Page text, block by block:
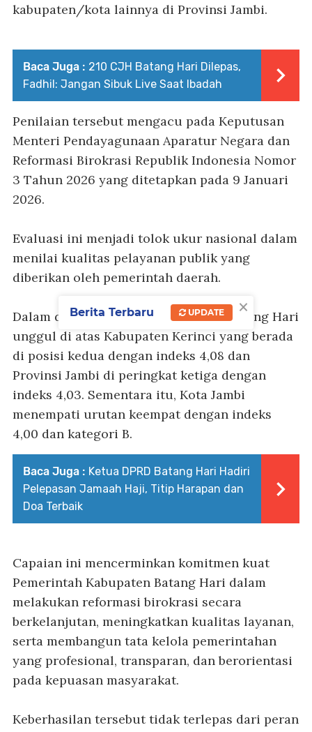
kabupaten/kota lainnya di Provinsi Jambi.
Baca Juga : 210 CJH Batang Hari Dilepas,
Fadhil: Jangan Sibuk Live Saat Ibadah
Penilaian tersebut mengacu pada Keputusan
Menteri Pendayagunaan Aparatur Negara dan
Reformasi Birokrasi Republik Indonesia Nomor
3 Tahun 2026 yang ditetapkan pada 9 Januari
2026.
Evaluasi ini menjadi tolok ukur nasional dalam
menilai kualitas pelayanan publik yang
diberikan oleh pemerintah daerah.
Dalam daftar peringkat, Kabupaten Batang Hari
unggul di atas Kabupaten Kerinci yang berada
di posisi kedua dengan indeks 4,08 dan
Provinsi Jambi di peringkat ketiga dengan
indeks 4,03. Sementara itu, Kota Jambi
menempati urutan keempat dengan indeks
4,00 dan kategori B.
Baca Juga : Ketua DPRD Batang Hari Hadiri
Pelepasan Jamaah Haji, Titip Harapan dan
Doa Terbaik
Capaian ini mencerminkan komitmen kuat
Pemerintah Kabupaten Batang Hari dalam
melakukan reformasi birokrasi secara
berkelanjutan, meningkatkan kualitas layanan,
serta membangun tata kelola pemerintahan
yang profesional, transparan, dan berorientasi
pada kepuasan masyarakat.
Keberhasilan tersebut tidak terlepas dari peran
×
Berita Terbaru UPDATE